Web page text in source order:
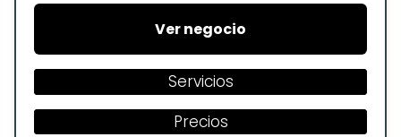
Ver negocio
Servicios
Precios